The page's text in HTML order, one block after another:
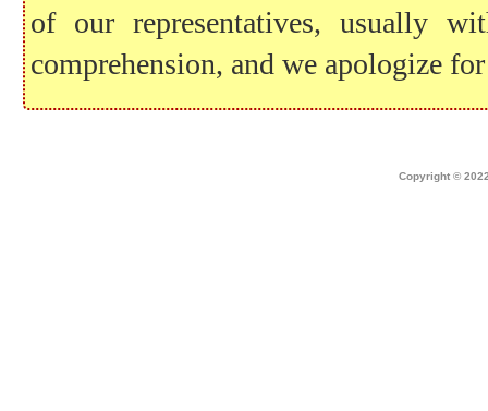
of our representatives, usually
comprehension, and we apologize
Copyright ©